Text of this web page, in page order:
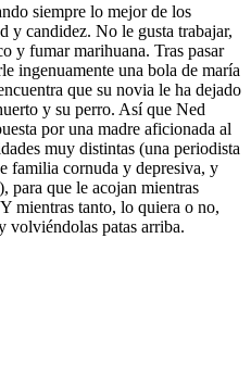
siempre lo mejor de los
y candidez. No le gusta trabajar,
y fumar marihuana. Tras pasar
ingenuamente una bola de maría
que su novia le ha dejado
y su perro. Así que Ned
por una madre aficionada al
muy distintas (una periodista
familia cornuda y depresiva, y
para que le acojan mientras
mientras tanto, lo quiera o no,
volviéndolas patas arriba.